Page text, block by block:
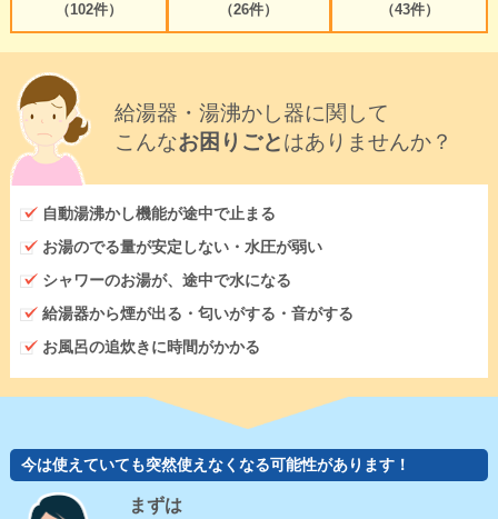
（102件）
（26件）
（43件）
給湯器・湯沸かし器に関して
こんなお困りごとはありませんか？
自動湯沸かし機能が途中で止まる
お湯のでる量が安定しない・水圧が弱い
シャワーのお湯が、途中で水になる
給湯器から煙が出る・匂いがする・音がする
お風呂の追炊きに時間がかかる
今は使えていても突然使えなくなる可能性があります！
まずは